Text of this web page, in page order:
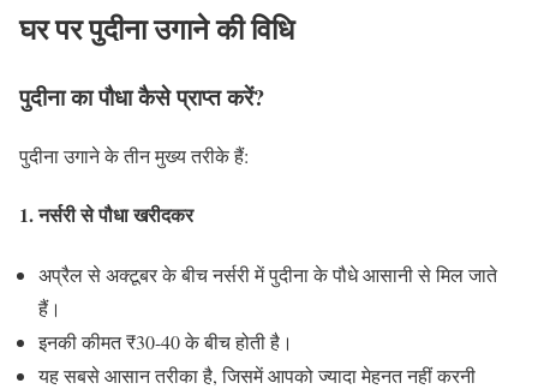
घर पर पुदीना उगाने की विधि
पुदीना का पौधा कैसे प्राप्त करें?
पुदीना उगाने के तीन मुख्य तरीके हैं:
1. नर्सरी से पौधा खरीदकर
अप्रैल से अक्टूबर के बीच नर्सरी में पुदीना के पौधे आसानी से मिल जाते
हैं।
इनकी कीमत ₹30-40 के बीच होती है।
यह सबसे आसान तरीका है, जिसमें आपको ज्यादा मेहनत नहीं करनी